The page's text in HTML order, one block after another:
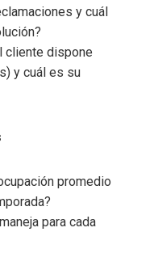
y cuál
cliente dispone
y cuál es su
promedio
para cada